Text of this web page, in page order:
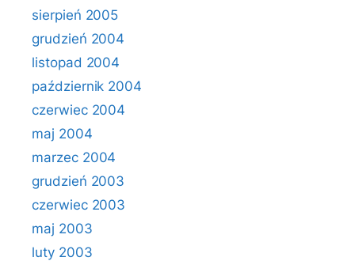
sierpień 2005
grudzień 2004
listopad 2004
październik 2004
czerwiec 2004
maj 2004
marzec 2004
grudzień 2003
czerwiec 2003
maj 2003
luty 2003